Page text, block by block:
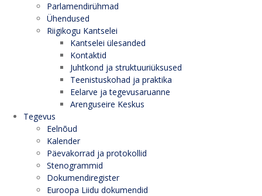
Parlamendirühmad
Ühendused
Riigikogu Kantselei
Kantselei ülesanded
Kontaktid
Juhtkond ja struktuuriüksused
Teenistuskohad ja praktika
Eelarve ja tegevusaruanne
Arenguseire Keskus
Tegevus
Eelnõud
Kalender
Päevakorrad ja protokollid
Stenogrammid
Dokumendiregister
Euroopa Liidu dokumendid